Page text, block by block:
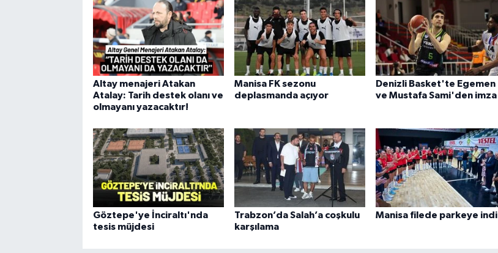
Altay menajeri Atakan
Atalay: Tarih destek olanı ve
olmayanı yazacaktır!
Manisa FK sezonu
deplasmanda açıyor
Denizli Basket'te Egemen
ve Mustafa Sami'den imza
Göztepe'ye İnciraltı'nda
tesis müjdesi
Trabzon’da Salah’a coşkulu
karşılama
Manisa filede parkeye indi